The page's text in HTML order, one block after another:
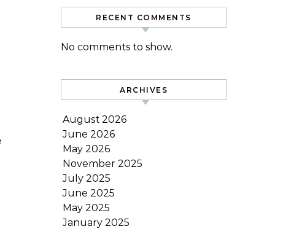
RECENT COMMENTS
No comments to show.
ARCHIVES
August 2026
June 2026
May 2026
November 2025
July 2025
June 2025
May 2025
January 2025